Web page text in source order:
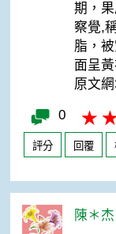
期，
察覺,
脂，
面呈
原文
0
評分 回覆
陳＊